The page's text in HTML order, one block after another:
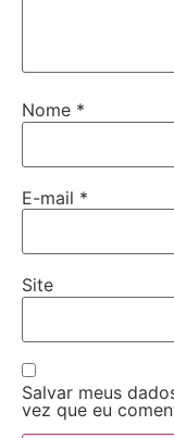
Nome *
E-mail *
Site
Salvar meus
vez que eu